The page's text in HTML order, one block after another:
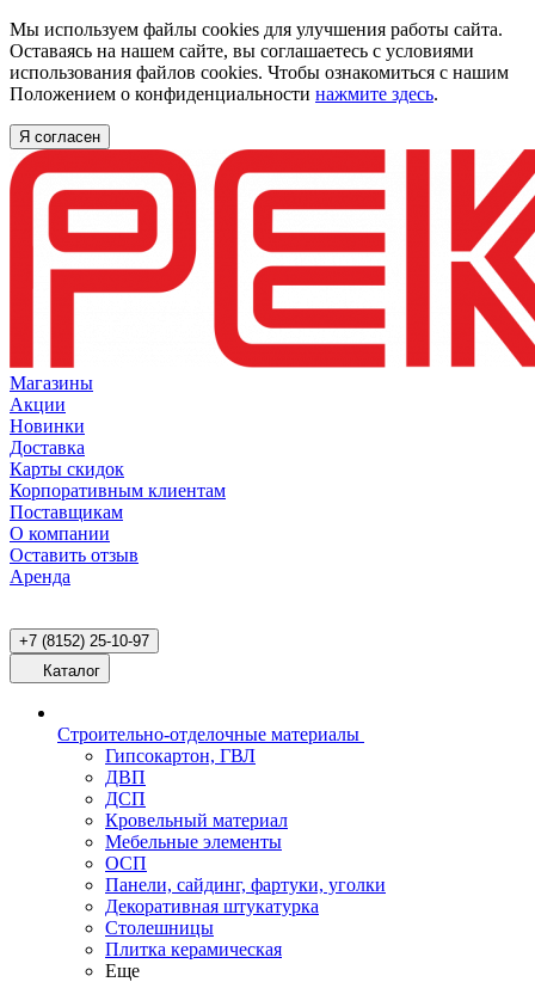
Мы используем файлы cookies для улучшения работы сайта.
Оставаясь на нашем сайте, вы соглашаетесь с условиями
использования файлов cookies. Чтобы ознакомиться с нашим
Положением о конфиденциальности нажмите здесь.
Я согласен
Магазины
Акции
Новинки
Доставка
Карты скидок
Корпоративным клиентам
Поставщикам
О компании
Оставить отзыв
Аренда
+7 (8152) 25-10-97
Каталог
Строительно-отделочные материалы
Гипсокартон, ГВЛ
ДВП
ДСП
Кровельный материал
Мебельные элементы
ОСП
Панели, сайдинг, фартуки, уголки
Декоративная штукатурка
Столешницы
Плитка керамическая
Еще